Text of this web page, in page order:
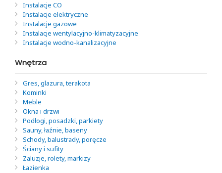
Instalacje CO
Instalacje elektryczne
Instalacje gazowe
Instalacje wentylacyjno-klimatyzacyjne
Instalacje wodno-kanalizacyjne
Wnętrza
Gres, glazura, terakota
Kominki
Meble
Okna i drzwi
Podłogi, posadzki, parkiety
Sauny, łaźnie, baseny
Schody, balustrady, poręcze
Ściany i sufity
Żaluzje, rolety, markizy
Łazienka